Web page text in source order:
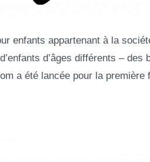
enfants appartenant à la
d’âges différents – des
a été lancée pour la première